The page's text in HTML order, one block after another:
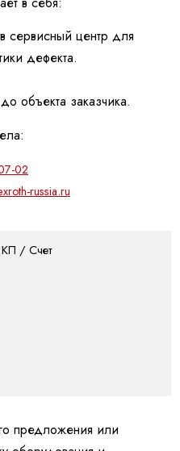
сервисный центр для
дефекта.
объекта заказчика.
02
russia.ru
КП / Счет
предложения или